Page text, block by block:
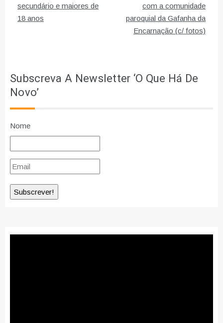
artigos
secundário e maiores de
18 anos
com a comunidade
paroquial da Gafanha da
Encarnação (c/ fotos)
Subscreva A Newsletter ‘O Que Há De
Novo’
Nome